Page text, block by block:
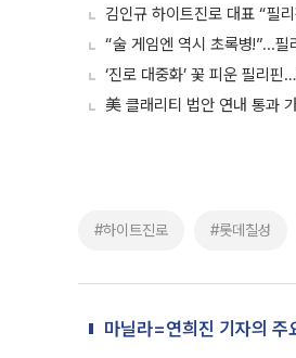
김인규 하이트진로 대표 “필
“술 게임엔 역시 초록병!”...
‘진로 대중화’ 꽃 피운 필리
美 클래리티 법안 연내 통과
#하이트진로 #롯데칠성
마닐라=연희진 기자의 주